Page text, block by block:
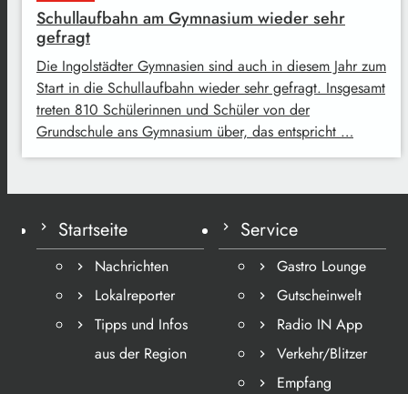
Schullaufbahn am Gymnasium wieder sehr
gefragt
Die Ingolstädter Gymnasien sind auch in diesem Jahr zum
Start in die Schullaufbahn wieder sehr gefragt. Insgesamt
treten 810 Schülerinnen und Schüler von der
Grundschule ans Gymnasium über, das entspricht …
Startseite
Nachrichten
Lokalreporter
Tipps und Infos
aus der Region
Service
Gastro Lounge
Gutscheinwelt
Radio IN App
Verkehr/Blitzer
Empfang